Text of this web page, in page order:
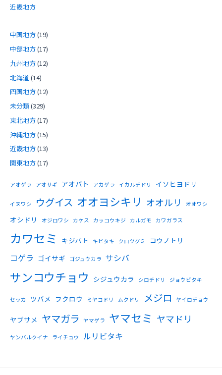
近畿地方
中国地方(19)
中部地方(17)
九州地方(12)
北海道 (14)
四国地方(12)
未分類(329)
東北地方(17)
沖縄地方(15)
近畿地方(13)
関東地方(17)
アオゲラ アオサギ アオバト アカゲラ イカルチドリ イソヒヨドリ
イヌワシ ウグイス オオヨシキリ オオルリ オオワシ
オシドリ オジロワシ カケス カッコウキジ カルガモ カワガラス
カワセミ キジバト キビタキ クロツグミ コウノトリ
コゲラ ゴイサギ ゴジュウカラ サシバ
サンコウチョウ シジュウカラ シロチドリ ジョウビタキ
セッカ ツバメ フクロウ ミヤコドリ ムクドリ メジロ ヤイロチョウ
ヤブサメ ヤマガラ ヤマゲラ ヤマセミ ヤマドリ
ヤンバルクイナ ライチョウ ルリビタキ